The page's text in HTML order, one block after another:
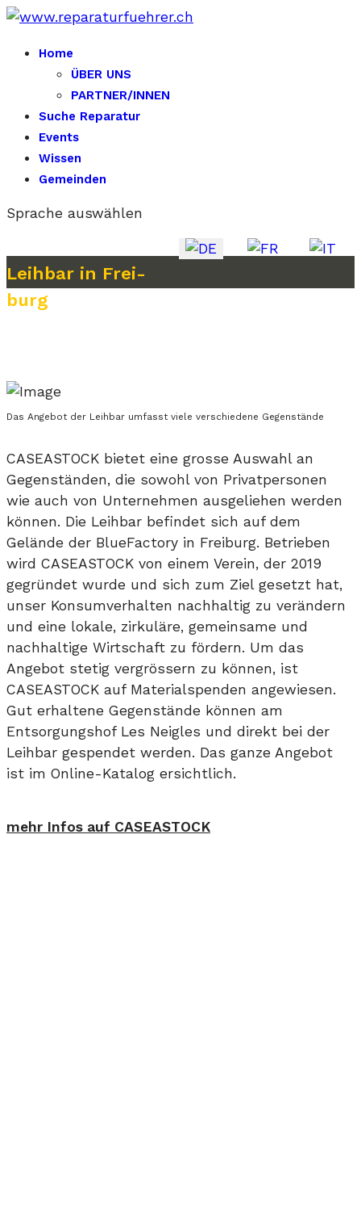
Home
ÜBER UNS
PARTNER/INNEN
Suche Reparatur
Events
Wissen
Gemeinden
Sprache auswählen
Leih­bar in Frei­
burg
Das Angebot der Leihbar umfasst viele verschiedene Gegenstände
CASEASTOCK bietet eine grosse Auswahl an
Gegenständen, die sowohl von Privatpersonen
wie auch von Unternehmen ausgeliehen werden
können. Die Leihbar befindet sich auf dem
Gelände der BlueFactory in Freiburg. Betrieben
wird CASEASTOCK von einem Verein, der 2019
gegründet wurde und sich zum Ziel gesetzt hat,
unser Konsumverhalten nachhaltig zu verändern
und eine lokale, zirkuläre, gemeinsame und
nachhaltige Wirtschaft zu fördern. Um das
Angebot stetig vergrössern zu können, ist
CASEASTOCK auf Materialspenden angewiesen.
Gut erhaltene Gegenstände können am
Entsorgungshof Les Neigles und direkt bei der
Leihbar gespendet werden. Das ganze Angebot
ist im Online-Katalog ersichtlich.
mehr Infos auf CASEASTOCK